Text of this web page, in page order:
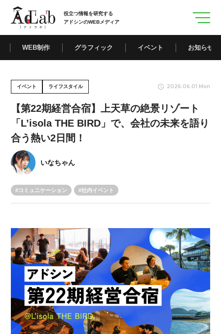
役立つ情報を研究する
アドシンのWEBメディア
WEB制作 グラフィック イベント お知らせ
イベント ライフスタイル 2026.06.01 Mon
【第22期経営合宿】上天草の絶景リゾート
「L’isola THE BIRD」で、会社の未来を語り
合う熱い2日間！
いなちゃん
コミュニケーション 社内イベント